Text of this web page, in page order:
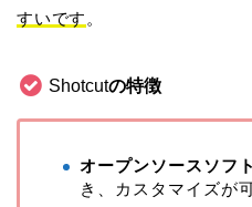
すいです 。
Shotcutの特徴
オープンソースソフ
き、カスタマイズが